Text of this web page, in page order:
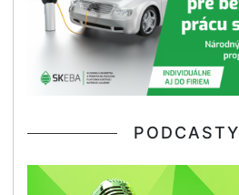
PODCASTY